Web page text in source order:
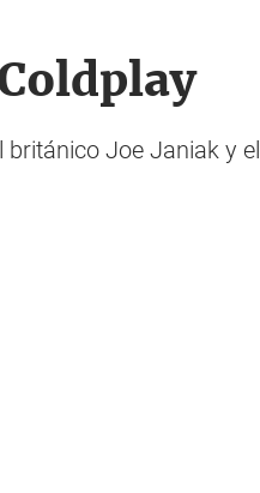
británico Joe Janiak y el